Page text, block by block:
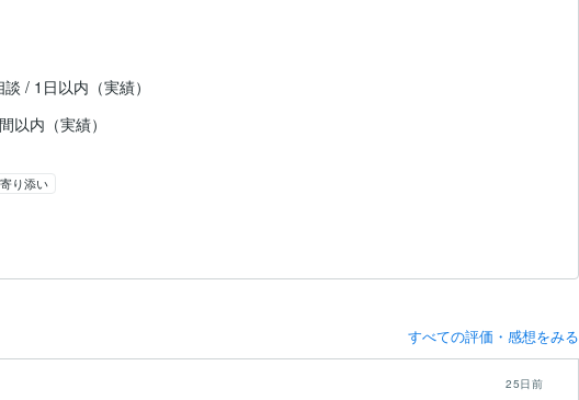
/ 1日以内（実績）
以内（実績）
寄り添い
すべての評価・感想をみる
25日前